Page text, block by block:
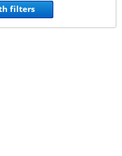
filters